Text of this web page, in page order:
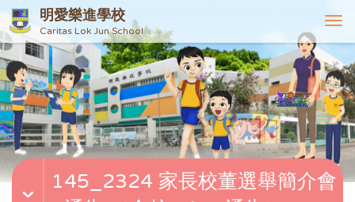
明愛樂進學校
Caritas Lok Jun School
T
o
g
g
l
e
n
v
i
145_2324 家長校董選舉簡介會